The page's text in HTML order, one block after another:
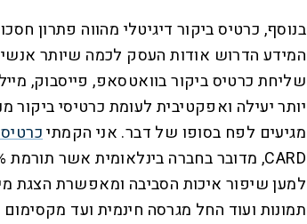
בנוסף, כרטיס ביקור דיגיטלי מהווה פתרון
המידע הדרוש אודות העסק לכמה שיותר
שליחת כרטיס ביקור בוואטסאפ, פייסבוק,
יותר יעילה ואפקטיבית לעומת כרטיסי ביקור
מגיעים לפח בסופו של דבר. אני הקמתי
למען שיפור איכות הסביבה ומאפשרת הצגת
תמונות ועוד החל מגרסה חינמית ועד מקסימום 10 דולר בלבד.”